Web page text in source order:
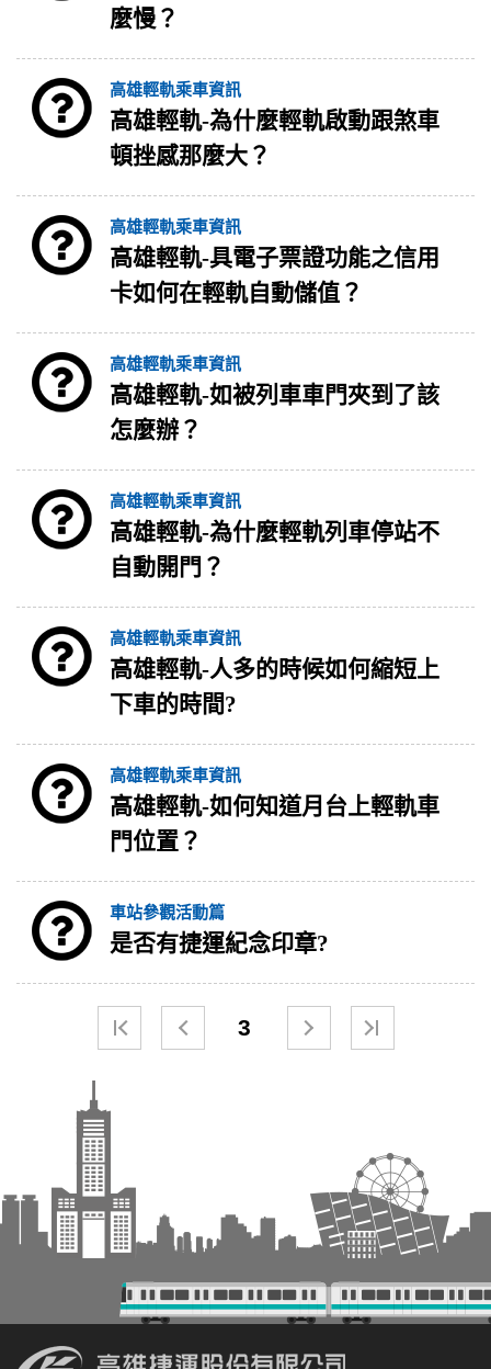
麼慢？
高雄輕軌乘車資訊
高雄輕軌-為什麼輕軌啟動跟煞車
頓挫感那麼大？
高雄輕軌乘車資訊
高雄輕軌-具電子票證功能之信用
卡如何在輕軌自動儲值？
高雄輕軌乘車資訊
高雄輕軌-如被列車車門夾到了該
怎麼辦？
高雄輕軌乘車資訊
高雄輕軌-為什麼輕軌列車停站不
自動開門？
高雄輕軌乘車資訊
高雄輕軌-人多的時候如何縮短上
下車的時間?
高雄輕軌乘車資訊
高雄輕軌-如何知道月台上輕軌車
門位置？
車站參觀活動篇
是否有捷運紀念印章?
3